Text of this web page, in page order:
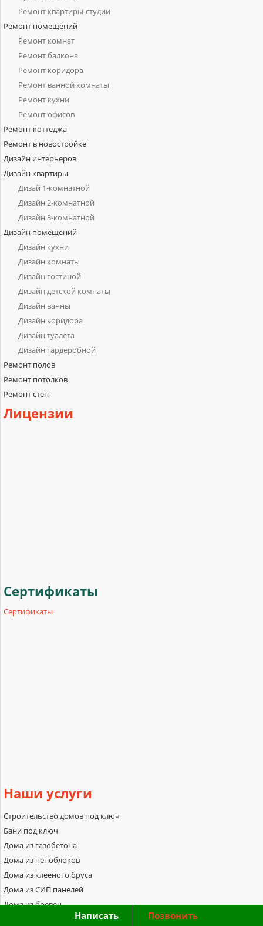
Ремонт квартиры-студии
Ремонт помещений
Ремонт комнат
Ремонт балкона
Ремонт коридора
Ремонт ванной комнаты
Ремонт кухни
Ремонт офисов
Ремонт коттеджа
Ремонт в новостройке
Дизайн интерьеров
Дизайн квартиры
Дизай 1-комнатной
Дизайн 2-комнатной
Дизайн 3-комнатной
Дизайн помещений
Дизайн кухни
Дизайн комнаты
Дизайн гостиной
Дизайн детской комнаты
Дизайн ванны
Дизайн коридора
Дизайн туалета
Дизайн гардеробной
Ремонт полов
Ремонт потолков
Ремонт стен
Лицензии
Сертификаты
Сертификаты
Наши услуги
Строительство домов под ключ
Бани под ключ
Дома из газобетона
Дома из пеноблоков
Дома из клееного бруса
Дома из СИП панелей
Дома из бревен
Дачные дома под ключНаписать Позвонить